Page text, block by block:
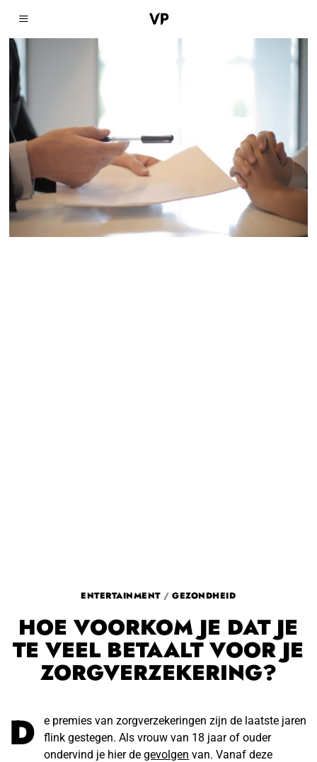
ENTERTAINMENT / GEZONDHEID
HOE VOORKOM JE DAT JE
TE VEEL BETAALT VOOR JE
ZORGVERZEKERING?
D
e premies van zorgverzekeringen zijn de laatste jaren
flink gestegen. Als vrouw van 18 jaar of ouder
ondervind je hier degevolgen van. Vanaf deze